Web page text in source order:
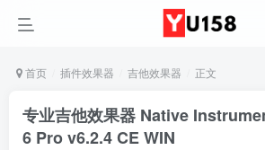
首页 插件效果器 吉他效果器 正文
专业吉他效果器 Native
6 Pro v6.2.4 CE WIN